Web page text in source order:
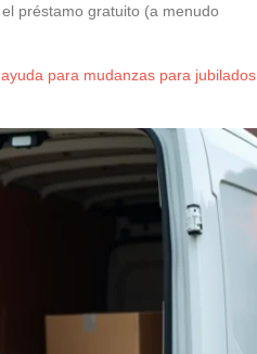
préstamo gratuito (a menudo
para mudanzas para jubilados